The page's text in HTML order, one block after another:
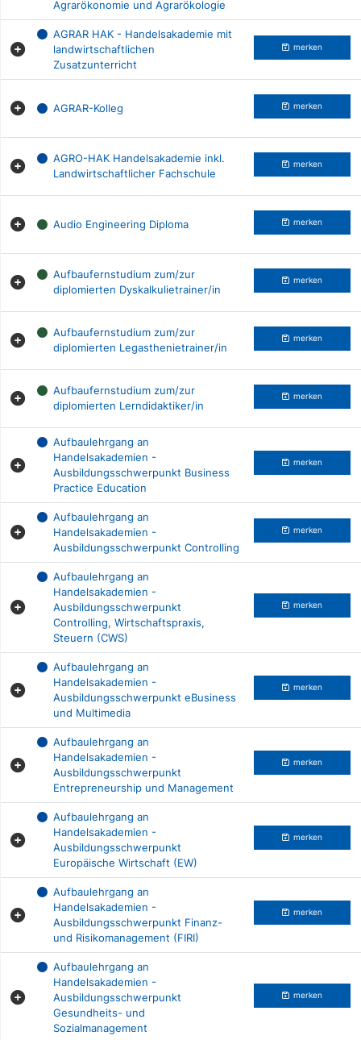
Agrarökonomie und Agrarökologie
AGRAR HAK - Handelsakademie mit
landwirtschaftlichen
Zusatzunterricht
merken
AGRAR-Kolleg merken
AGRO-HAK Handelsakademie inkl.
Landwirtschaftlicher Fachschule
merken
Audio Engineering Diploma merken
Aufbaufernstudium zum/zur
diplomierten Dyskalkulietrainer/in
merken
Aufbaufernstudium zum/zur
diplomierten Legasthenietrainer/in
merken
Aufbaufernstudium zum/zur
diplomierten Lerndidaktiker/in
merken
Aufbaulehrgang an
Handelsakademien -
Ausbildungsschwerpunkt Business
Practice Education
merken
Aufbaulehrgang an
Handelsakademien -
Ausbildungsschwerpunkt Controlling
merken
Aufbaulehrgang an
Handelsakademien -
Ausbildungsschwerpunkt
Controlling, Wirtschaftspraxis,
Steuern (CWS)
merken
Aufbaulehrgang an
Handelsakademien -
Ausbildungsschwerpunkt eBusiness
und Multimedia
merken
Aufbaulehrgang an
Handelsakademien -
Ausbildungsschwerpunkt
Entrepreneurship und Management
merken
Aufbaulehrgang an
Handelsakademien -
Ausbildungsschwerpunkt
Europäische Wirtschaft (EW)
merken
Aufbaulehrgang an
Handelsakademien -
Ausbildungsschwerpunkt Finanz-
und Risikomanagement (FIRI)
merken
Aufbaulehrgang an
Handelsakademien -
Ausbildungsschwerpunkt
Gesundheits- und
Sozialmanagement
merken